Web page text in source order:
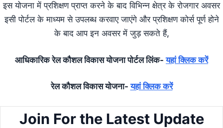
इस योजना में प्रशिक्षण प्राप्त करने के बाद विभिन्न क्षेत्र के रोजगार अवसर
इसी पोर्टल के माध्यम से उपलब्ध करवाए जाएंगे और प्रशिक्षण कोर्स पूर्ण होने
के बाद आप इन अवसर में जुड़ सकते हैं,
आधिकारिक रेल कौशल विकास योजना पोर्टल लिंक-यहां क्लिक करें
रेल कौशल विकास योजना-यहां क्लिक करें
Join For the Latest Update